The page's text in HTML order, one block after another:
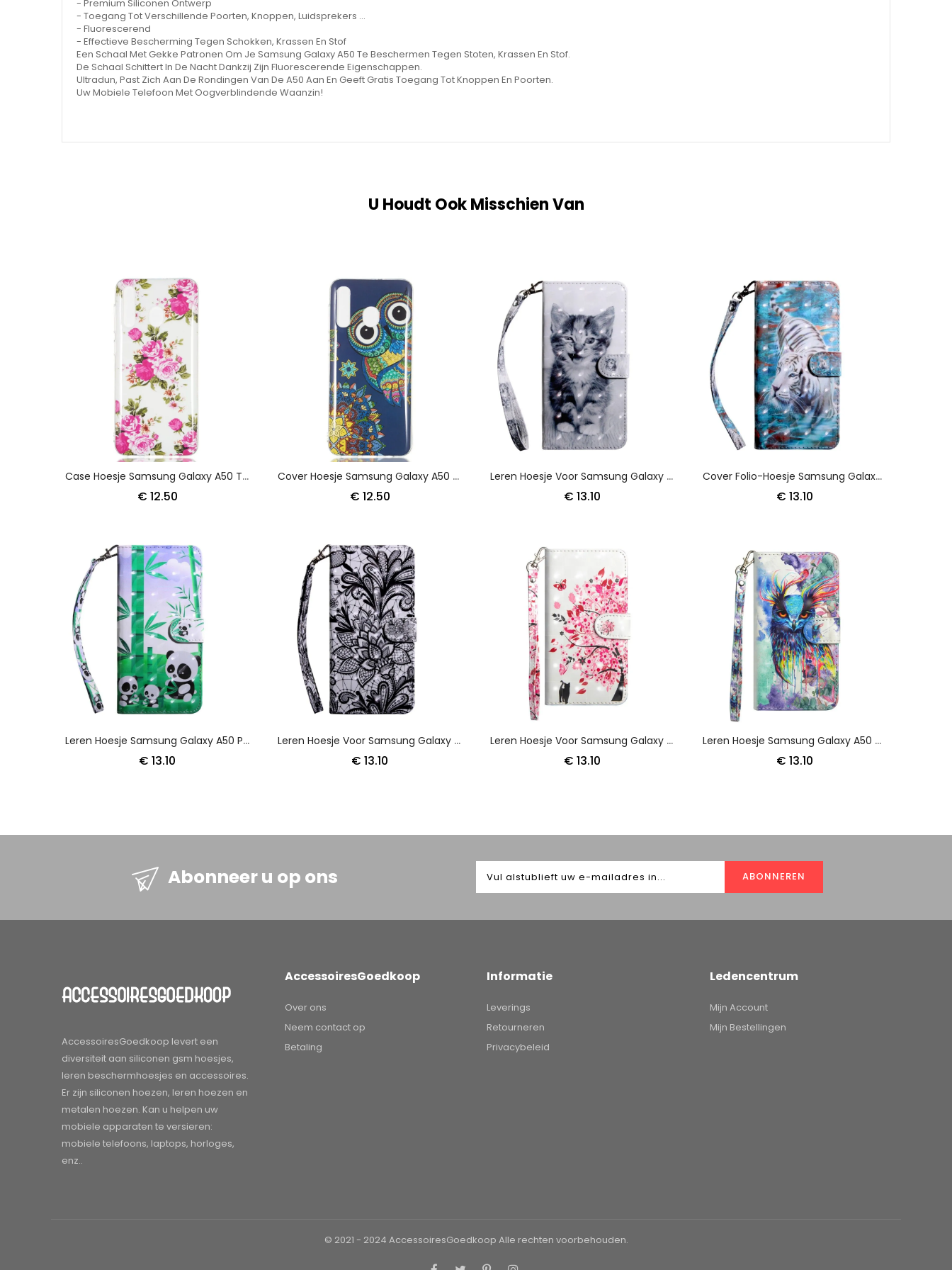
- Premium Siliconen Ontwerp
- Toegang Tot Verschillende Poorten, Knoppen, Luidsprekers ...
- Fluorescerend
- Effectieve Bescherming Tegen Schokken, Krassen En Stof
Een Schaal Met Gekke Patronen Om Je Samsung Galaxy A50 Te Beschermen Tegen Stoten, Krassen En Stof.
De Schaal Schittert In De Nacht Dankzij Zijn Fluorescerende Eigenschappen.
Ultradun, Past Zich Aan De Rondingen Van De A50 Aan En Geeft Gratis Toegang Tot Knoppen En Poorten.
Uw Mobiele Telefoon Met Oogverblindende Waanzin!
U Houdt Ook Misschien Van
Case Hoesje Samsung Galaxy A50 Telefoonhoesje Fluorescerende Vrijheidsbloemen
€ 12.50
Cover Hoesje Samsung Galaxy A50 Telefoonhoesje Fluorescerende Mandala-Uil
€ 12.50
Leren Hoesje Voor Samsung Galaxy A50 Zwart-Witte Kat
€ 13.10
Cover Folio-Hoesje Samsung Galaxy A50 Telefoonhoesje Tijger In Het Water
€ 13.10
Leren Hoesje Samsung Galaxy A50 Pandafamilie
€ 13.10
Leren Hoesje Voor Samsung Galaxy A50 Volledig Kant
€ 13.10
Leren Hoesje Voor Samsung Galaxy A50 Roze Boom
€ 13.10
Leren Hoesje Samsung Galaxy A50 Aquarel Vogel
€ 13.10
Abonneer u op ons ABONNEREN
AccessoiresGoedkoop levert een
diversiteit aan siliconen gsm hoesjes,
leren beschermhoesjes en accessoires.
Er zijn siliconen hoezen, leren hoezen en
metalen hoezen. Kan u helpen uw
mobiele apparaten te versieren:
mobiele telefoons, laptops, horloges,
enz..
AccessoiresGoedkoop
Over ons
Neem contact op
Betaling
Informatie
Leverings
Retourneren
Privacybeleid
Ledencentrum
Mijn Account
Mijn Bestellingen
© 2021 - 2024 AccessoiresGoedkoop Alle rechten voorbehouden.